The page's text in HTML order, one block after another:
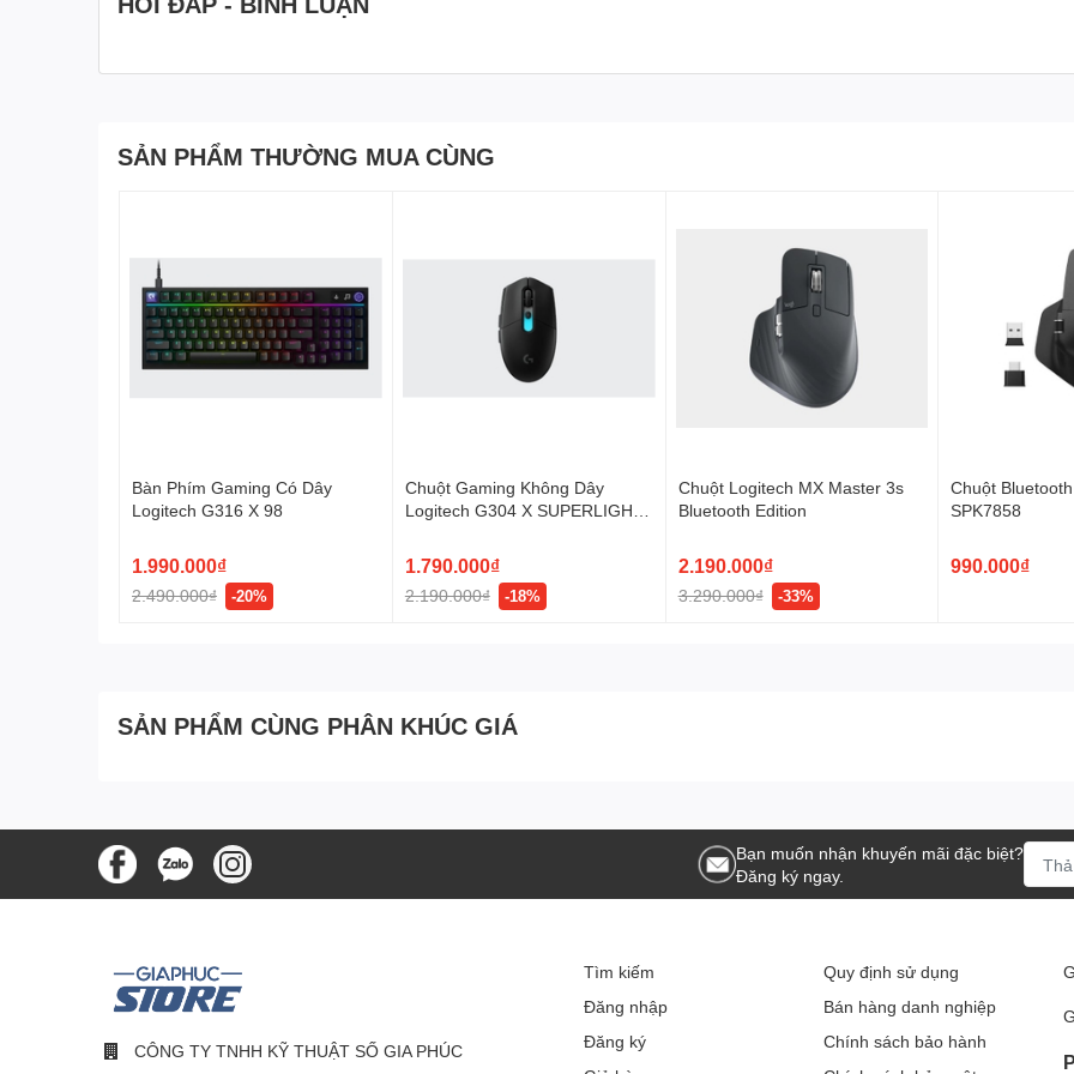
ứng các yêu cầu của game thủ thuận tay trái và tay phải kết hợp với hiệu suất và độ tin cậy đã được chứng minh của
Độ chính xác chuyên nghiệp
SẢN PHẨM THƯỜNG MUA CÙNG
Bàn Phím Gaming Có Dây
Logitech G316 X 98
1.990.000₫
2.490.000₫ -20%
Chuột Gaming Không Dây
Logitech G304 X SUPERLIGHT
1.790.000₫
2.190.000₫ -18%
Chuột Logitech MX Master 3s
Bluetooth Edition
2.190.000₫
3.290.000₫ -33%
Chuột
SPK7858
990.000₫
SẢN PHẨM CÙNG PHÂN KHÚC GIÁ
Bạn muốn nhận khuyến mãi đặc biệt?
Đăng ký ngay.
CÔNG TY TNHH KỸ THUẬT SỐ GIA PHÚC
Tìm kiếm
Đăng nhập
Đăng ký
Quy định sử dụng
Bán hàng danh nghiệp
Chính sách bảo hành